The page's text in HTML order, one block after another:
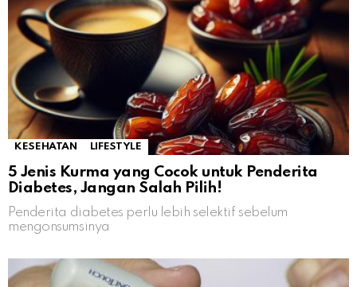
KESEHATAN LIFESTYLE
5 Jenis Kurma yang Cocok untuk Penderita
Diabetes, Jangan Salah Pilih!
Penderita diabetes perlu lebih selektif sebelum
mengonsumsinya